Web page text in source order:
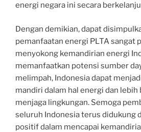
energi negara ini secara
Dengan demikian, dapat
pemanfaatan energi PLTA sangat
menyokong kemandirian energi
memanfaatkan potensi sumber
melimpah, Indonesia dapat
mandiri dalam hal energi dan
menjaga lingkungan. Semoga
seluruh Indonesia terus didukung
positif dalam mencapai